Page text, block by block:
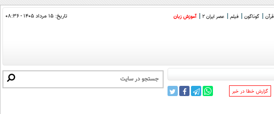
قرآن گوناگون فیلم عصر ایران 2 آموزش زبان تاریخ: ۱۵ مرداد ۱۴۰۵ - ۰۸:۳۶
‌گزارش خطا در خبر